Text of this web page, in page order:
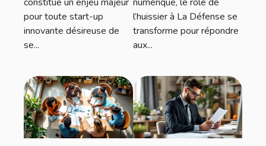
innovante ?
pour toute start-up
innovante désireuse de
se...
les entreprises
l’huissier à La Défense se
transforme pour répondre
aux...